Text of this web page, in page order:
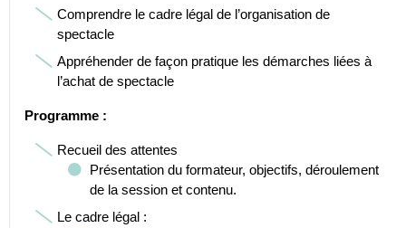
Comprendre le cadre légal de l’organisation de
spectacle
Appréhender de façon pratique les démarches liées à
l’achat de spectacle
Programme :
Recueil des attentes
Présentation du formateur, objectifs, déroulement
de la session et contenu.
Le cadre légal :